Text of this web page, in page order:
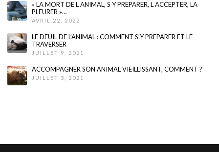
« LA MORT DE L ANIMAL, S Y PREPARER, L ACCEPTER, LA
PLEURER »…
AVRIL 22, 2022
LE DEUIL DE L’ANIMAL : COMMENT S’Y PREPARER ET LE
TRAVERSER
JUILLET 9, 2021
ACCOMPAGNER SON ANIMAL VIEILLISSANT, COMMENT ?
JUILLET 3, 2021